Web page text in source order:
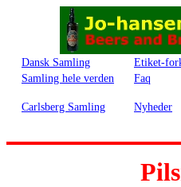
Dansk Samling Etiket-
Samling hele verden
Faq
Carlsberg Samling Nyheder